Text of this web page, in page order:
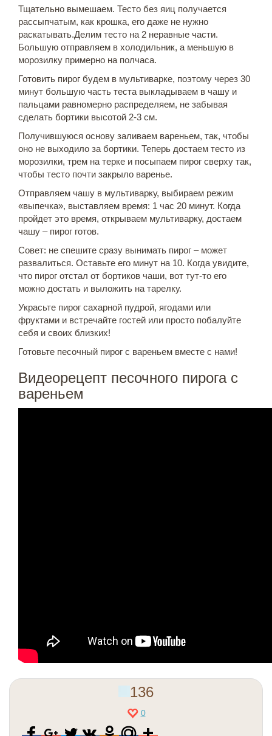
Тщательно вымешаем. Тесто без яиц получается
рассыпчатым, как крошка, его даже не нужно
раскатывать.Делим тесто на 2 неравные части.
Большую отправляем в холодильник, а меньшую в
морозилку примерно на полчаса.
Готовить пирог будем в мультиварке, поэтому через 30
минут большую часть теста выкладываем в чашу и
пальцами равномерно распределяем, не забывая
сделать бортики высотой 2-3 см.
Получившуюся основу заливаем вареньем, так, чтобы
оно не выходило за бортики. Теперь достаем тесто из
морозилки, трем на терке и посыпаем пирог сверху так,
чтобы тесто почти закрыло варенье.
Отправляем чашу в мультиварку, выбираем режим
«выпечка», выставляем время: 1 час 20 минут. Когда
пройдет это время, открываем мультиварку, достаем
чашу – пирог готов.
Совет: не спешите сразу вынимать пирог – может
развалиться. Оставьте его минут на 10. Когда увидите,
что пирог отстал от бортиков чаши, вот тут-то его
можно достать и выложить на тарелку.
Украсьте пирог сахарной пудрой, ягодами или
фруктами и встречайте гостей или просто побалуйте
себя и своих близких!
Готовьте песочный пирог с вареньем вместе с нами!
Видеорецепт песочного пирога с
вареньем
136
0